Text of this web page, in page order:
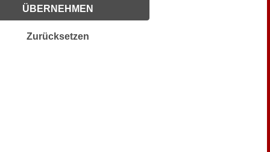
ÜBERNEHMEN
Zurücksetzen